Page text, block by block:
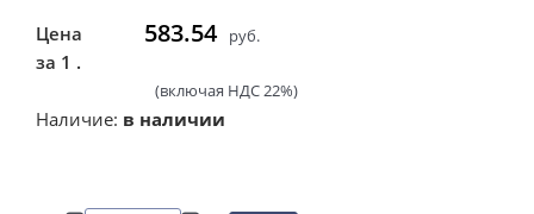
Цена
за 1 .
583.54 руб.
(включая НДС 22%)
Наличие: в наличии